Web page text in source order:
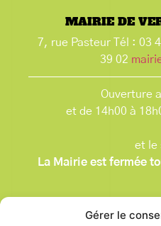
Gérer le
MAIRIE DE
7, rue Pasteur Tél : 03
39 02
Ouverture
et de 14h00 à
et le
La Mairie est fermée